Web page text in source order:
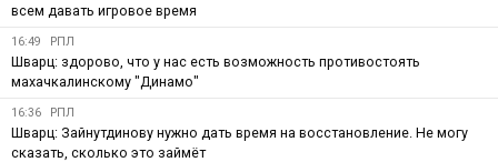
всем давать игровое время
16:49 РПЛ
Шварц: здорово, что у нас есть возможность противостоять
махачкалинскому "Динамо"
16:36 РПЛ
Шварц: Зайнутдинову нужно дать время на восстановление. Не могу
сказать, сколько это займёт